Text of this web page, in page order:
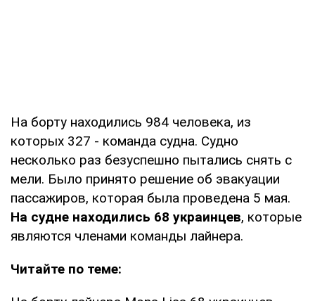
На борту находились 984 человека, из
которых 327 - команда судна. Судно
несколько раз безуспешно пытались снять с
мели. Было принято решение об эвакуации
пассажиров, которая была проведена 5 мая.
На судне находились 68 украинцев, которые
являются членами команды лайнера.
Читайте по теме: